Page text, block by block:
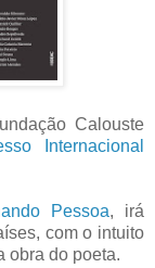
Calouste
Internacional
Pessoa, irá
com o intuito
obra do poeta.